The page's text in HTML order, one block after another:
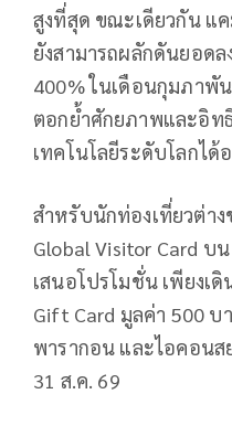
สูงที่สุด ขณะเดียวกัน แ
ยังสามารถผลักดันยอด
400% ในเดือนกุมภาพั
ตอกย้ำศักยภาพและอิ
เทคโนโลยีระดับโลกได้
สำหรับนักท่องเที่ยวต่าง
Global Visitor Card บ
เสนอโปรโมชั่น เพียงเ
Gift Card มูลค่า 500 บ
พารากอน และไอคอน
31 ส.ค. 69